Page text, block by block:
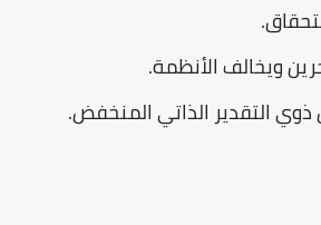
ويخالف الأنظمة.
التقدير الذاتي المنخفض.